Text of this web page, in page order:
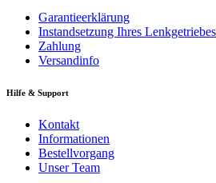
Garantieerklärung
Instandsetzung Ihres Lenkgetriebes
Zahlung
Versandinfo
Hilfe & Support
Kontakt
Informationen
Bestellvorgang
Unser Team